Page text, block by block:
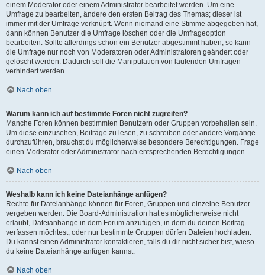
einem Moderator oder einem Administrator bearbeitet werden. Um eine
Umfrage zu bearbeiten, ändere den ersten Beitrag des Themas; dieser ist
immer mit der Umfrage verknüpft. Wenn niemand eine Stimme abgegeben hat,
dann können Benutzer die Umfrage löschen oder die Umfrageoption
bearbeiten. Sollte allerdings schon ein Benutzer abgestimmt haben, so kann
die Umfrage nur noch von Moderatoren oder Administratoren geändert oder
gelöscht werden. Dadurch soll die Manipulation von laufenden Umfragen
verhindert werden.
Nach oben
Warum kann ich auf bestimmte Foren nicht zugreifen?
Manche Foren können bestimmten Benutzern oder Gruppen vorbehalten sein.
Um diese einzusehen, Beiträge zu lesen, zu schreiben oder andere Vorgänge
durchzuführen, brauchst du möglicherweise besondere Berechtigungen. Frage
einen Moderator oder Administrator nach entsprechenden Berechtigungen.
Nach oben
Weshalb kann ich keine Dateianhänge anfügen?
Rechte für Dateianhänge können für Foren, Gruppen und einzelne Benutzer
vergeben werden. Die Board-Administration hat es möglicherweise nicht
erlaubt, Dateianhänge in dem Forum anzufügen, in dem du deinen Beitrag
verfassen möchtest, oder nur bestimmte Gruppen dürfen Dateien hochladen.
Du kannst einen Administrator kontaktieren, falls du dir nicht sicher bist, wieso
du keine Dateianhänge anfügen kannst.
Nach oben